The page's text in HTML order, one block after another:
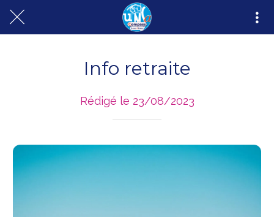
Info retraite
Rédigé le 23/08/2023